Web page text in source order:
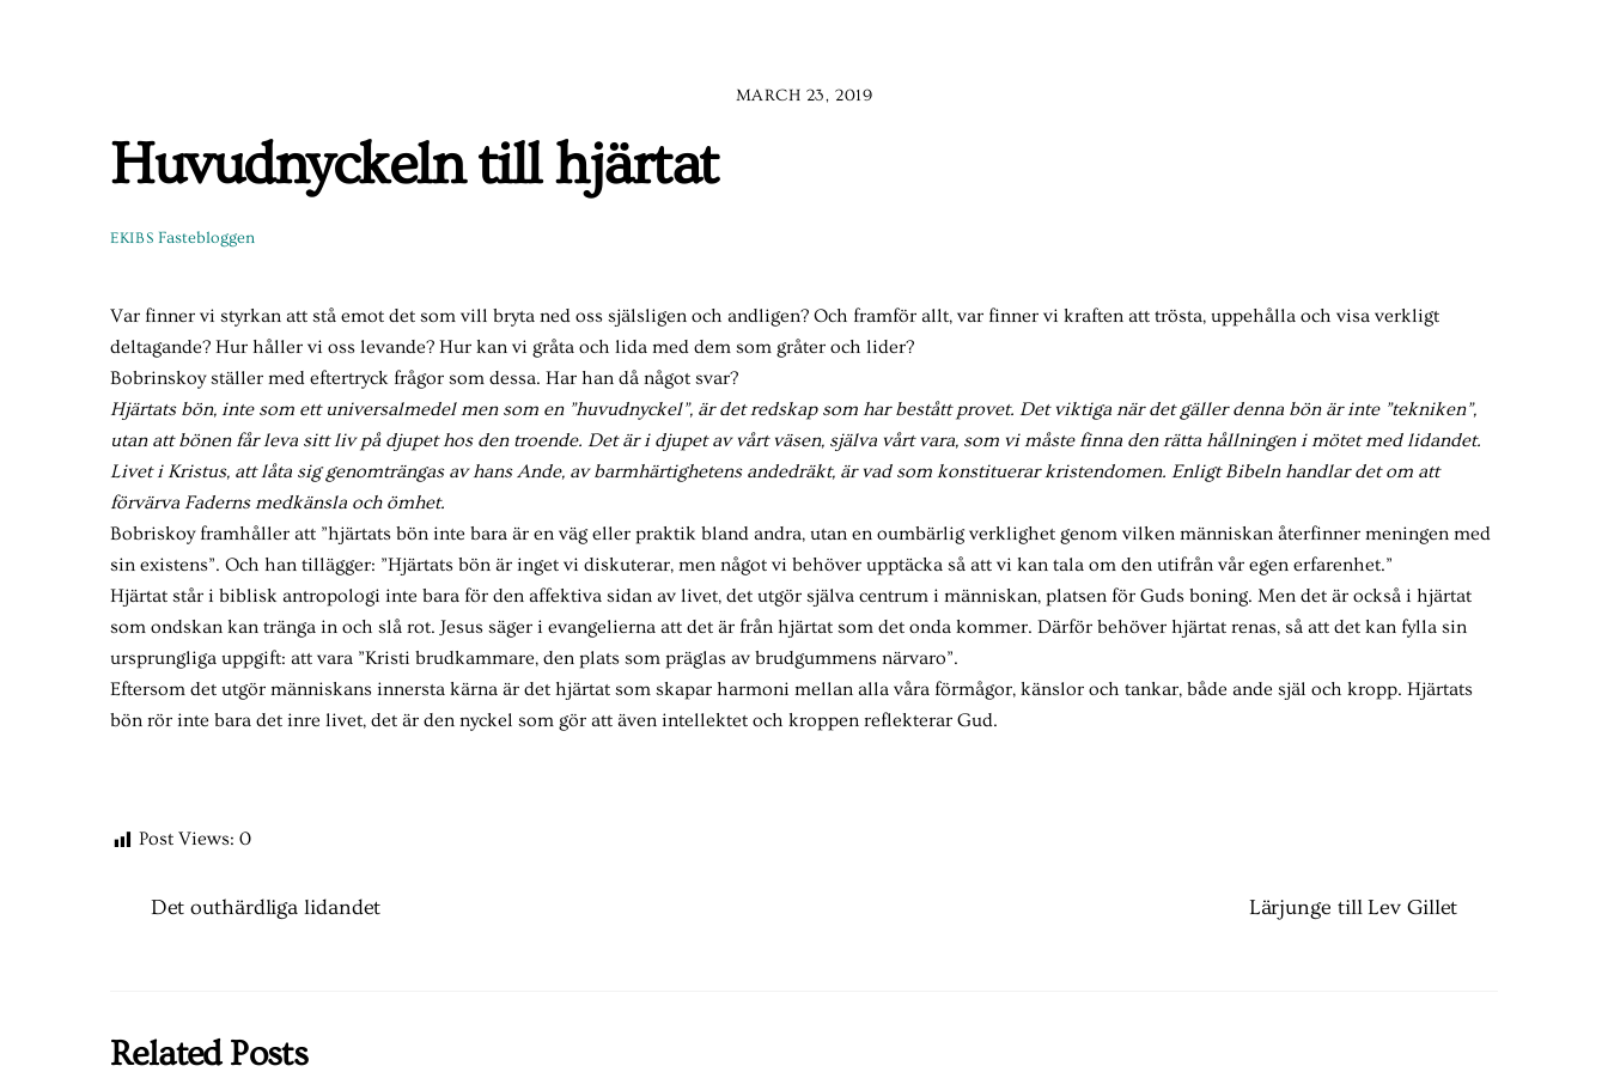
MARCH 23, 2019
Huvudnyckeln till hjärtat
EKIBS Fastebloggen
Var finner vi styrkan att stå emot det som vill bryta ned oss själsligen och andligen? Och framför allt, var finner vi kraften att trösta, uppehålla och visa verkligt
deltagande? Hur håller vi oss levande? Hur kan vi gråta och lida med dem som gråter och lider?
Bobrinskoy ställer med eftertryck frågor som dessa. Har han då något svar?
Hjärtats bön, inte som ett universalmedel men som en ”huvudnyckel”, är det redskap som har bestått provet. Det viktiga när det gäller denna bön är inte ”tekniken”,
utan att bönen får leva sitt liv på djupet hos den troende. Det är i djupet av vårt väsen, själva vårt vara, som vi måste finna den rätta hållningen i mötet med lidandet.
Livet i Kristus, att låta sig genomträngas av hans Ande, av barmhärtighetens andedräkt, är vad som konstituerar kristendomen. Enligt Bibeln handlar det om att
förvärva Faderns medkänsla och ömhet.
Bobriskoy framhåller att ”hjärtats bön inte bara är en väg eller praktik bland andra, utan en oumbärlig verklighet genom vilken människan återfinner meningen med
sin existens”. Och han tillägger: ”Hjärtats bön är inget vi diskuterar, men något vi behöver upptäcka så att vi kan tala om den utifrån vår egen erfarenhet.”
Hjärtat står i biblisk antropologi inte bara för den affektiva sidan av livet, det utgör själva centrum i människan, platsen för Guds boning. Men det är också i hjärtat
som ondskan kan tränga in och slå rot. Jesus säger i evangelierna att det är från hjärtat som det onda kommer. Därför behöver hjärtat renas, så att det kan fylla sin
ursprungliga uppgift: att vara ”Kristi brudkammare, den plats som präglas av brudgummens närvaro”.
Eftersom det utgör människans innersta kärna är det hjärtat som skapar harmoni mellan alla våra förmågor, känslor och tankar, både ande själ och kropp. Hjärtats
bön rör inte bara det inre livet, det är den nyckel som gör att även intellektet och kroppen reflekterar Gud.
Post Views: 0
Det outhärdliga lidandet Lärjunge till Lev Gillet
Related Posts